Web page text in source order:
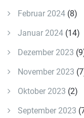
Februar 2024 (8)
Januar 2024 (14)
Dezember 2023
November 2023
Oktober 2023 (2)
September 2023